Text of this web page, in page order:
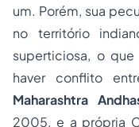
um. Porém, sua
no território
superticiosa, o
haver conflito
Maharashtra
2005, e a própria